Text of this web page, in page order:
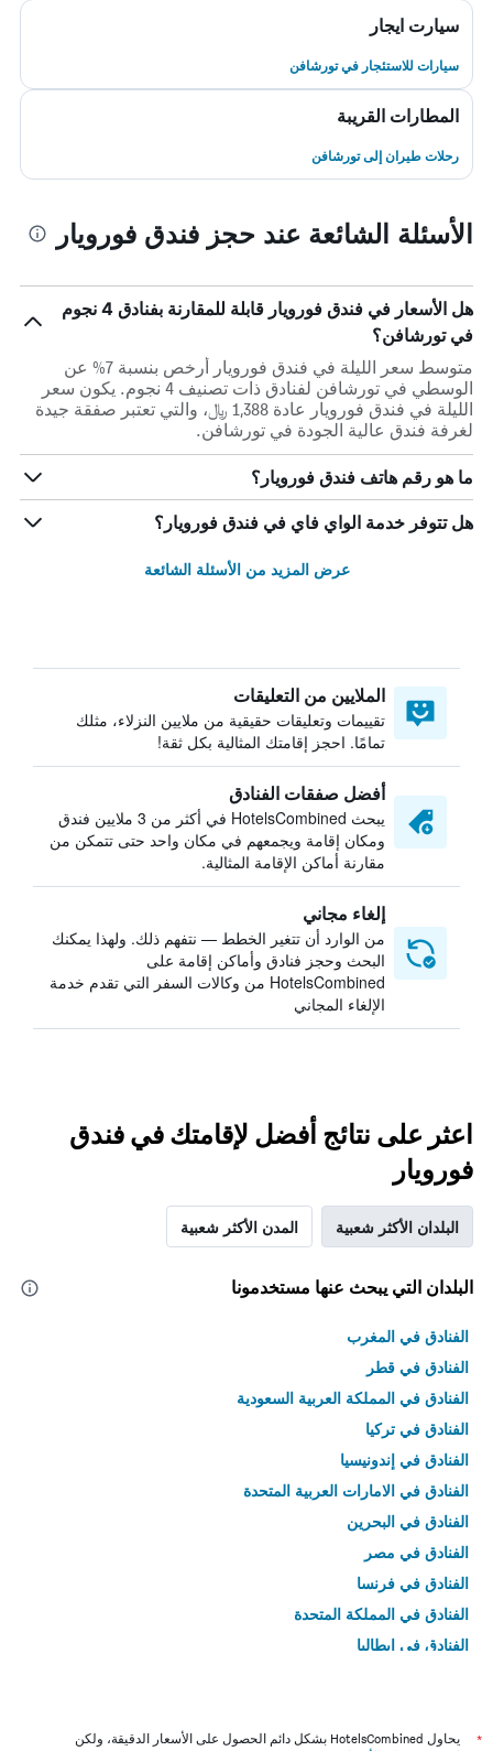
سيارت ايجار
سيارات للاستئجار في تورشافن
المطارات القريبة
رحلات طيران إلى تورشافن
الأسئلة الشائعة عند حجز فندق فورويار
هل الأسعار في فندق فورويار قابلة للمقارنة بفنادق 4 نجوم
في تورشافن؟
متوسط سعر الليلة في فندق فورويار أرخص بنسبة 7% عن
الوسطي في تورشافن لفنادق ذات تصنيف 4 نجوم. يكون سعر
الليلة في فندق فورويار عادة 1,388 ﷼، والتي تعتبر صفقة جيدة
لغرفة فندق عالية الجودة في تورشافن.
ما هو رقم هاتف فندق فورويار؟
هل تتوفر خدمة الواي فاي في فندق فورويار؟
عرض المزيد من الأسئلة الشائعة
الملايين من التعليقات
تقييمات وتعليقات حقيقية من ملايين النزلاء، مثلك
تمامًا. احجز إقامتك المثالية بكل ثقة!
أفضل صفقات الفنادق
يبحث HotelsCombined في أكثر من 3 ملايين فندق
ومكان إقامة ويجمعهم في مكان واحد حتى تتمكن من
مقارنة أماكن الإقامة المثالية.
إلغاء مجاني
من الوارد أن تتغير الخطط — نتفهم ذلك. ولهذا يمكنك
البحث وحجز فنادق وأماكن إقامة على
HotelsCombined من وكالات السفر التي تقدم خدمة
الإلغاء المجاني
اعثر على نتائج أفضل لإقامتك في فندق
فورويار
البلدان الأكثر شعبية المدن الأكثر شعبية
البلدان التي يبحث عنها مستخدمونا
الفنادق في المغرب
الفنادق في قطر
الفنادق في المملكة العربية السعودية
الفنادق في تركيا
الفنادق في إندونيسيا
الفنادق في الامارات العربية المتحدة
الفنادق في البحرين
الفنادق في مصر
الفنادق في فرنسا
الفنادق في المملكة المتحدة
الفنادق في إيطاليا
*
يحاول HotelsCombined بشكل دائم الحصول على الأسعار الدقيقة، ولكن